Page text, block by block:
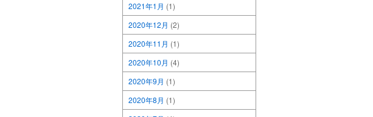
2021年1月 (1)
2020年12月 (2)
2020年11月 (1)
2020年10月 (4)
2020年9月 (1)
2020年8月 (1)